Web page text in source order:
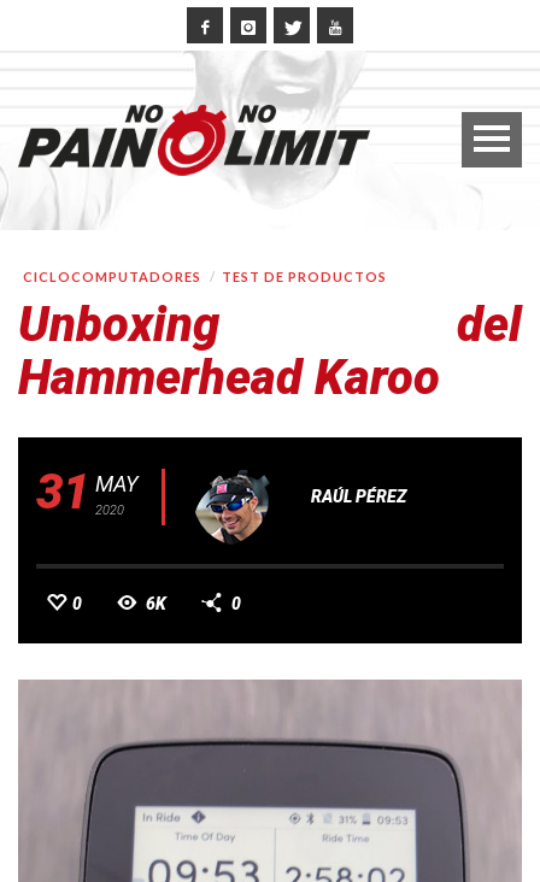
CICLOCOMPUTADORES TEST DE PRODUCTOS
Unboxing del
Hammerhead Karoo
31 MAY
2020
RAÚL PÉREZ
0 6K 0